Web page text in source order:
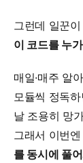
이 코드를 누
매일·매주 알
모듈씩 정독
날 조용히 망
그래서 이번
를 동시에 풀